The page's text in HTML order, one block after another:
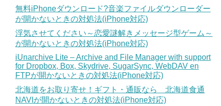
無料iPhoneダウンロード?音楽ファイルダウンローダー
が開かないときの対処法(iPhone対応)
浮気させてください～恋愛謎解きメッセージ型ゲーム～
が開かないときの対処法(iPhone対応)
iUnarchive Lite – Archive and File Manager with support
for Dropbox, Box, Skydrive, SugarSync, WebDAV en
FTPが開かないときの対処法(iPhone対応)
北海道をお取り寄せ！ギフト・通販なら 北海道食通
NAVIが開かないときの対処法(iPhone対応)